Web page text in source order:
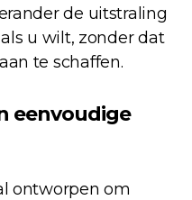
de uitstraling
u wilt, zonder dat
te schaffen.
eenvoudige
ontworpen om